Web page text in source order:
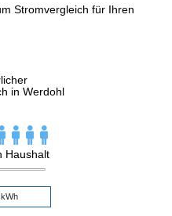
Stromvergleich für Ihren
in Werdohl
Haushalt